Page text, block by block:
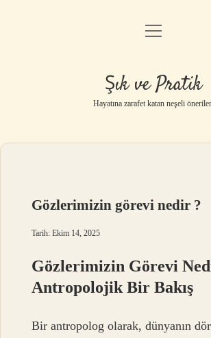
Anasayfa
Yasal Uyarı
menüyü
Şık ve Pratik
Hayatına zarafet katan neşeli
Gözlerimizin görevi nedir ?
Tarih: Ekim 14, 2025
Gözlerimizin Görevi
Antropolojik Bir Bakış
Bir antropolog olarak, dünyanın